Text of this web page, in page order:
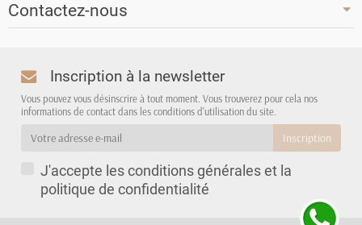
Contactez-nous
Inscription à la newsletter
Vous pouvez vous désinscrire à tout moment. Vous trouverez pour cela nos
informations de contact dans les conditions d'utilisation du site.
J'accepte les conditions générales et la
politique de confidentialité